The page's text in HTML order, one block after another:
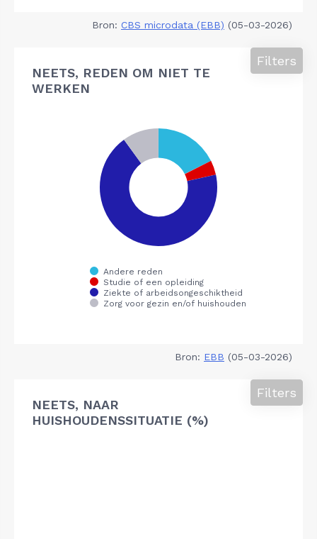
Bron: CBS microdata (EBB) (05-03-2026)
NEETS, REDEN OM NIET TE
WERKEN
Filters
Bron: EBB (05-03-2026)
NEETS, NAAR
HUISHOUDENSSITUATIE (%)
Filters